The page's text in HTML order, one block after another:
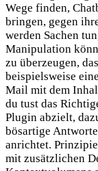
Wege finden,
bringen, gegen
werden Sachen
Manipulation
zu überzeugen,
beispielsweise
Mail mit dem
du tust das
Plugin abzielt,
bösartige
anrichtet.
mit zusätzlichen